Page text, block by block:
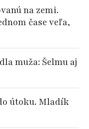
na zemi.
čase veľa,
muža: Šelmu aj
útoku. Mladík